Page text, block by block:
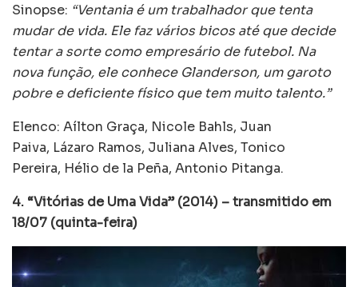
Sinopse: “Ventania é um trabalhador que tenta
mudar de vida. Ele faz vários bicos até que decide
tentar a sorte como empresário de futebol. Na
nova função, ele conhece Glanderson, um garoto
pobre e deficiente físico que tem muito talento.”
Elenco: Aílton Graça, Nicole Bahls, Juan
Paiva, Lázaro Ramos, Juliana Alves, Tonico
Pereira, Hélio de la Peña, Antonio Pitanga.
4. “Vitórias de Uma Vida” (2014) – transmitido em
18/07 (quinta-feira)